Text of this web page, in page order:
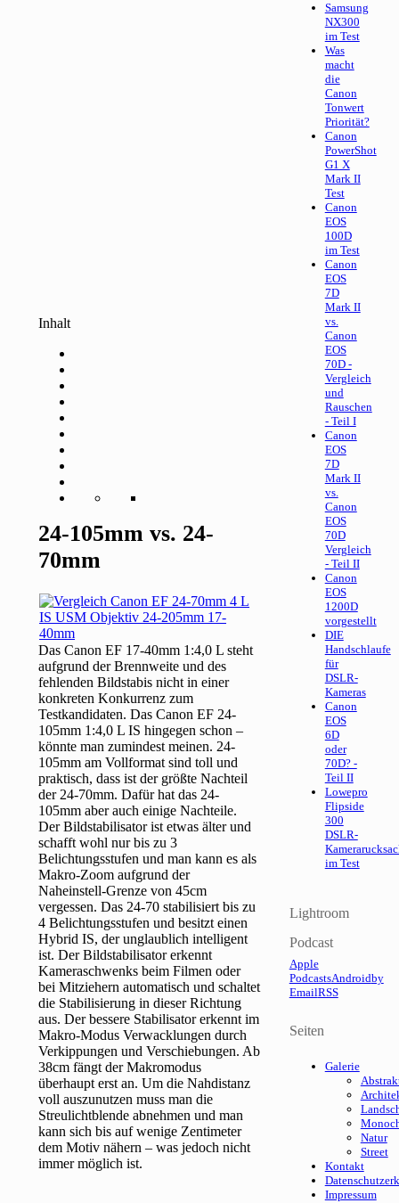
Inhalt
24-105mm vs. 24-
70mm
Das Canon EF 17-40mm 1:4,0 L steht
aufgrund der Brennweite und des
fehlenden Bildstabis nicht in einer
konkreten Konkurrenz zum
Testkandidaten. Das Canon EF 24-
105mm 1:4,0 L IS hingegen schon –
könnte man zumindest meinen. 24-
105mm am Vollformat sind toll und
praktisch, dass ist der größte Nachteil
der 24-70mm. Dafür hat das 24-
105mm aber auch einige Nachteile.
Der Bildstabilisator ist etwas älter und
schafft wohl nur bis zu 3
Belichtungsstufen und man kann es als
Makro-Zoom aufgrund der
Naheinstell-Grenze von 45cm
vergessen. Das 24-70 stabilisiert bis zu
4 Belichtungsstufen und besitzt einen
Hybrid IS, der unglaublich intelligent
ist. Der Bildstabilisator erkennt
Kameraschwenks beim Filmen oder
bei Mitziehern automatisch und schaltet
die Stabilisierung in dieser Richtung
aus. Der bessere Stabilisator erkennt im
Makro-Modus Verwacklungen durch
Verkippungen und Verschiebungen. Ab
38cm fängt der Makromodus
überhaupt erst an. Um die Nahdistanz
voll auszunutzen muss man die
Streulichtblende abnehmen und man
kann sich bis auf wenige Zentimeter
dem Motiv nähern – was jedoch nicht
immer möglich ist.
Samsung
NX300
im Test
Was
macht
die
Canon
Tonwert
Priorität?
Canon
PowerShot
G1 X
Mark II
Test
Canon
EOS
100D
im Test
Canon
EOS
7D
Mark II
vs.
Canon
EOS
70D -
Vergleich
und
Rauschen
- Teil I
Canon
EOS
7D
Mark II
vs.
Canon
EOS
70D
Vergleich
- Teil II
Canon
EOS
1200D
vorgestellt
DIE
Handschlaufe
für
DSLR-
Kameras
Canon
EOS
6D
oder
70D? -
Teil II
Lowepro
Flipside
300
DSLR-
im Test
Lightroom
Podcast
Apple
PodcastsAndroidby
EmailRSS
Seiten
Galerie
Natur
Street
Kontakt
Impressum